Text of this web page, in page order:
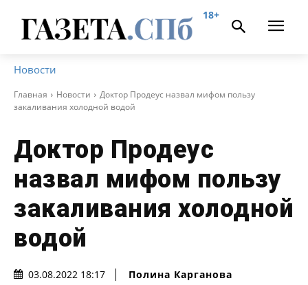
18+
Новости
Главная Новости
Доктор Продеус назвал мифом пользу
закаливания холодной водой
Доктор Продеус
назвал мифом пользу
закаливания холодной
водой
03.08.2022 18:17 Полина Карганова